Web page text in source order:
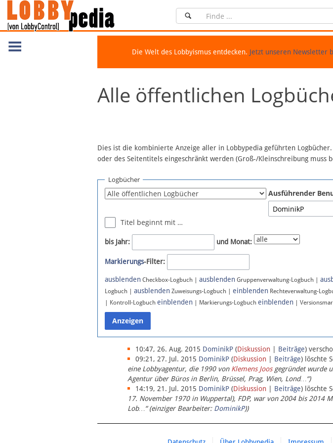
Die Welt des Lobbyismus entdecken. Jetzt unseren Newsletter
Alle öffentlichen
Dies ist die kombinierte Anzeige aller in Lobbypedia geführten
oder des Seitentitels eingeschränkt werden (Groß-/Kleinschreibung muss
Logbücher
Ausführender
Titel beginnt mit …
bis Jahr: und Monat:
Markierungs-Filter:
ausblenden Checkbox-Logbuch | ausblenden Gruppenverwaltung-Logbuch |
Logbuch | ausblenden Zuweisungs-Logbuch | einblenden Rechteverwaltung-
| Kontroll-Logbuch einblenden | Markierungs-Logbuch einblenden |
10:47, 26. Aug. 2015 DominikP (Diskussion | Beiträge)
09:21, 27. Jul. 2015 DominikP (Diskussion | Beiträge) löschte
eine Lobbyagentur, die 1990 von Klemens Joosgegründet wurde
Agentur über Büros in Berlin, Brüssel, Prag, Wien, Lond…“)
14:19, 21. Jul. 2015 DominikP (Diskussion | Beiträge) löschte
17. November 1970 in Wuppertal), FDP, war von 2004 bis 2014
Lob…“ (einziger Bearbeiter: DominikP))